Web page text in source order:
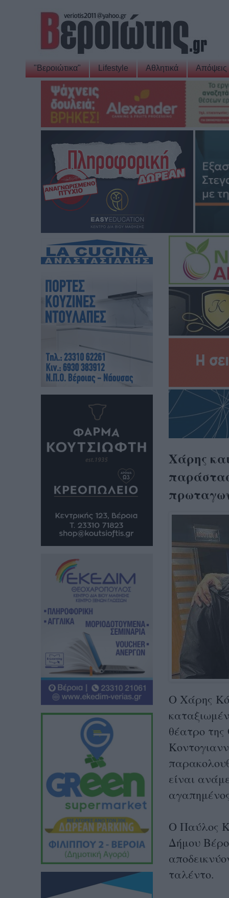
"Βεροιώτικα" Lifestyle Αθλητικά Απόψεις
Χάρης
Ο Χάρης
θέατρο
είναι
Ο Παύλος
Δήμου
ταλέντο.